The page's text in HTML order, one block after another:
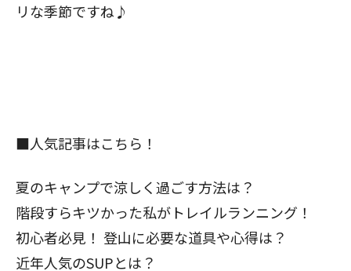
リな季節ですね♪
■人気記事はこちら！
夏のキャンプで涼しく過ごす方法は？
階段すらキツかった私がトレイルランニング！
初心者必見！ 登山に必要な道具や心得は？
近年人気のSUPとは？